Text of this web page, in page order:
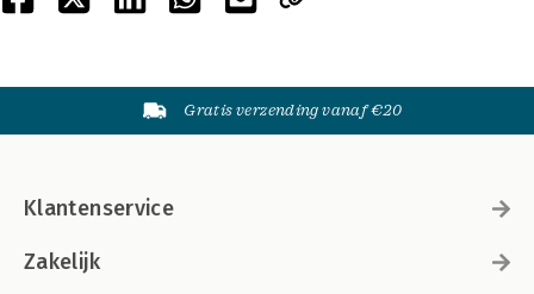
Gratis verzending vanaf €20
Klantenservice
Zakelijk